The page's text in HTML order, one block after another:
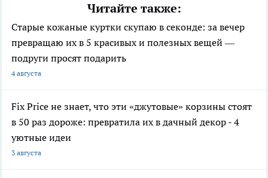
Читайте также:
Старые кожаные куртки скупаю в секонде: за вечер
превращаю их в 5 красивых и полезных вещей —
подруги просят подарить
4 августа
Fix Price не знает, что эти «джутовые» корзины стоят
в 50 раз дороже: превратила их в дачный декор - 4
уютные идеи
3 августа